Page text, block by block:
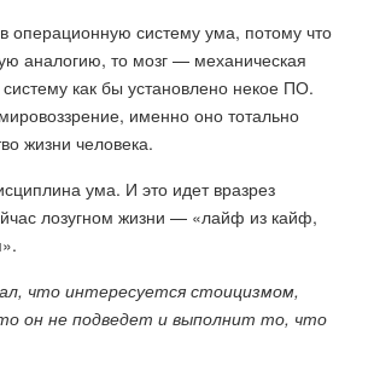
операционную систему ума, потому что
аналогию, то мозг — механическая
как бы установлено некое ПО.
именно оно тотально
жизни человека.
ума. И это идет вразрез
лозугном жизни — «лайф из кайф,
что интересуется стоицизмом,
он не подведет и выполнит то, что